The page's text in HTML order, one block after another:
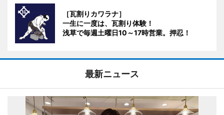
［瓦割りカワラナ］
一生に一度は、瓦割り体験！
浅草で毎週土曜日10～17時営業。押忍！
最新ニュース